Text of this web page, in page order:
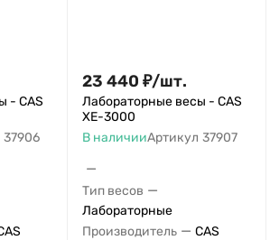
- CAS
37906
23 440 ₽/шт.
Лабораторные весы - CAS
XE-3000
В наличииАртикул 37907
—
Тип весов —
Лабораторные
Производитель — CAS